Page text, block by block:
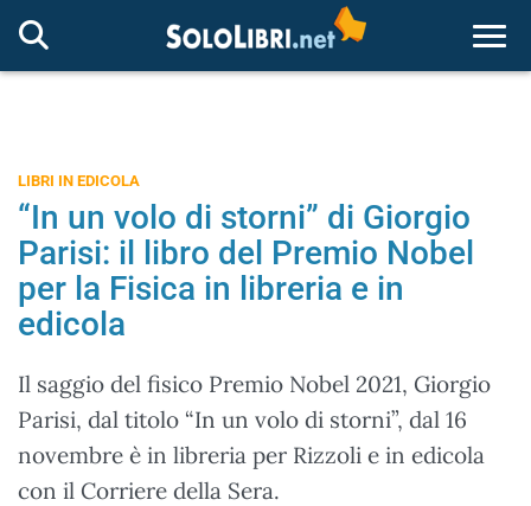
LIBRI IN EDICOLA
“In un volo di storni” di Giorgio
Parisi: il libro del Premio Nobel
per la Fisica in libreria e in
edicola
Il saggio del fisico Premio Nobel 2021, Giorgio
Parisi, dal titolo “In un volo di storni”, dal 16
novembre è in libreria per Rizzoli e in edicola
con il Corriere della Sera.